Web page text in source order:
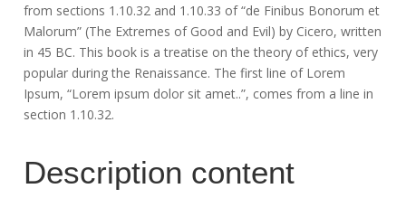
from sections 1.10.32 and 1.10.33 of “de Finibus Bonorum et
Malorum” (The Extremes of Good and Evil) by Cicero, written
in 45 BC. This book is a treatise on the theory of ethics, very
popular during the Renaissance. The first line of Lorem
Ipsum, “Lorem ipsum dolor sit amet..”, comes from a line in
section 1.10.32.
Description content